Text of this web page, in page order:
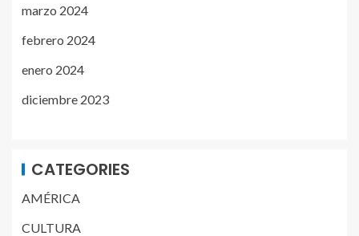
marzo 2024
febrero 2024
enero 2024
diciembre 2023
CATEGORIES
AMÉRICA
CULTURA